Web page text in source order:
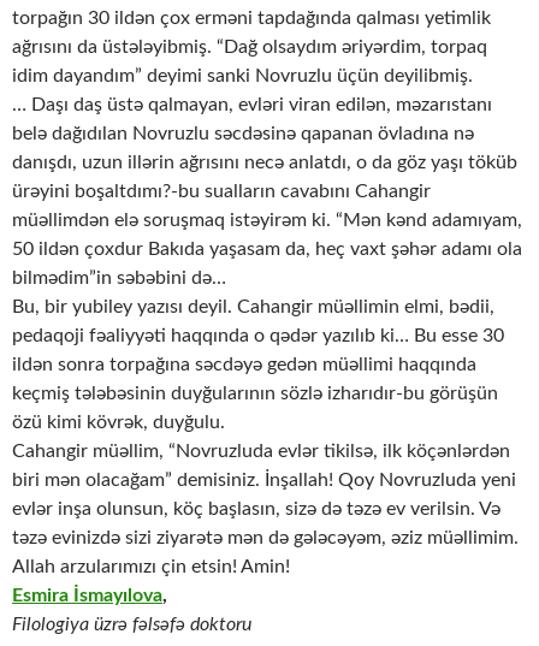
torpağın 30 ildən çox erməni tapdağında qalması yetimlik
ağrısını da üstələyibmiş. “Dağ olsaydım əriyərdim, torpaq
idim dayandım” deyimi sanki Novruzlu üçün deyilibmiş.
… Daşı daş üstə qalmayan, evləri viran edilən, məzarıstanı
belə dağıdılan Novruzlu səcdəsinə qapanan övladına nə
danışdı, uzun illərin ağrısını necə anlatdı, o da göz yaşı töküb
ürəyini boşaltdımı?-bu sualların cavabını Cahangir
müəllimdən elə soruşmaq istəyirəm ki. “Mən kənd adamıyam,
50 ildən çoxdur Bakıda yaşasam da, heç vaxt şəhər adamı ola
bilmədim”in səbəbini də…
Bu, bir yubiley yazısı deyil. Cahangir müəllimin elmi, bədii,
pedaqoji fəaliyyəti haqqında o qədər yazılıb ki… Bu esse 30
ildən sonra torpağına səcdəyə gedən müəllimi haqqında
keçmiş tələbəsinin duyğularının sözlə izharıdır-bu görüşün
özü kimi kövrək, duyğulu.
Cahangir müəllim, “Novruzluda evlər tikilsə, ilk köçənlərdən
biri mən olacağam” demisiniz. İnşallah! Qoy Novruzluda yeni
evlər inşa olunsun, köç başlasın, sizə də təzə ev verilsin. Və
təzə evinizdə sizi ziyarətə mən də gələcəyəm, əziz müəllimim.
Allah arzularımızı çin etsin! Amin!
Esmira İsmayılova,
Filologiya üzrə fəlsəfə doktoru